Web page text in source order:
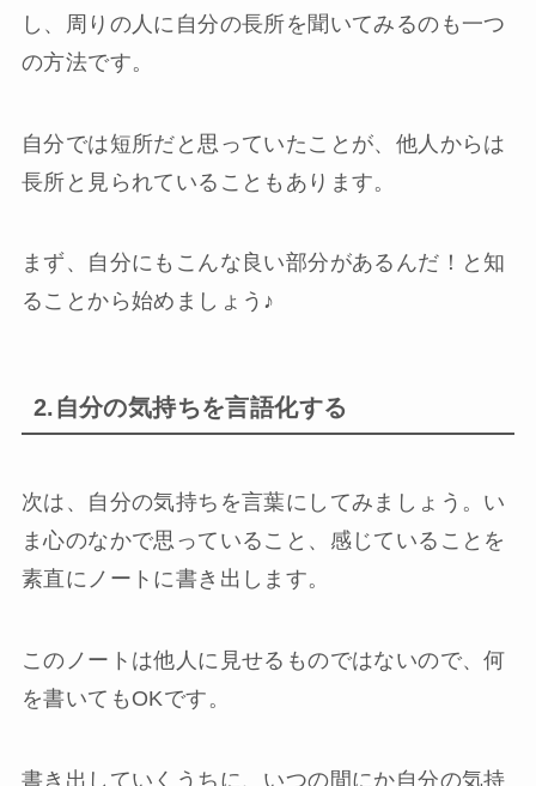
し、周りの人に自分の長所を聞いてみるのも一つ
の方法です。
自分では短所だと思っていたことが、他人からは
長所と見られていることもあります。
まず、自分にもこんな良い部分があるんだ！と知
ることから始めましょう♪
2.自分の気持ちを言語化する
次は、自分の気持ちを言葉にしてみましょう。い
ま心のなかで思っていること、感じていることを
素直にノートに書き出します。
このノートは他人に見せるものではないので、何
を書いてもOKです。
書き出していくうちに、いつの間にか自分の気持